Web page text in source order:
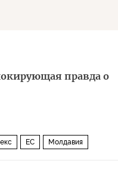
правда о
ЕС Молдавия